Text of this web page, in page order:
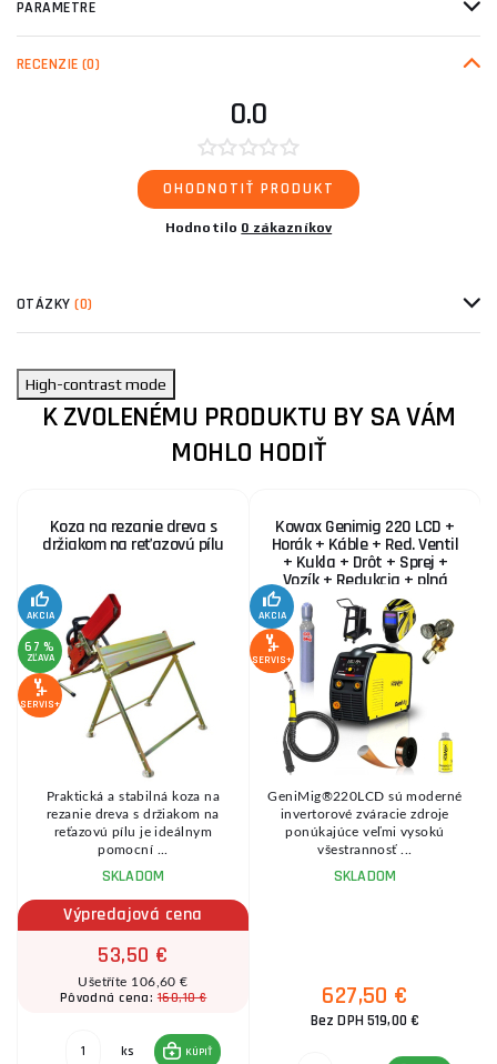
PARAMETRE
RECENZIE (0)
0.0
OHODNOTIŤ PRODUKT
Hodnotilo 0 zákazníkov
OTÁZKY(0)
High-contrast mode
K ZVOLENÉMU PRODUKTU BY SA VÁM
MOHLO HODIŤ
Koza na rezanie dreva s
držiakom na reťazovú pílu
AKCIA
67 %
ZĽAVA
SERVIS+
Praktická a stabilná koza na
rezanie dreva s držiakom na
reťazovú pílu je ideálnym
pomocní ...
SKLADOM
Výpredajová cena
53,50 €
Ušetříte 106,60 €
Pôvodná cena:160,10 €
ks KÚPIŤ
Kowax Genimig 220 LCD +
Horák + Káble + Red. Ventil
+ Kukla + Drôt + Sprej +
Vozík + Redukcia + plná
Fľaša Co2
AKCIA
SERVIS+
GeniMig®220LCD sú moderné
invertorové zváracie zdroje
ponúkajúce veľmi vysokú
všestrannosť ...
SKLADOM
627,50 €
Bez DPH 519,00 €